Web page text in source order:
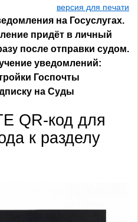
версия для печати
на Госуслугах.
придёт в личный
после отправки судом.
уведомлений:
Госпочты
на Суды
QR-код для
к разделу